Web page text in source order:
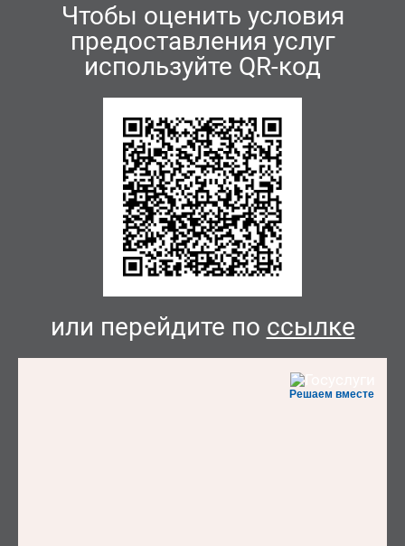
Чтобы оценить условия
предоставления услуг
используйте QR-код
или перейдите по ссылке
Решаем вместе